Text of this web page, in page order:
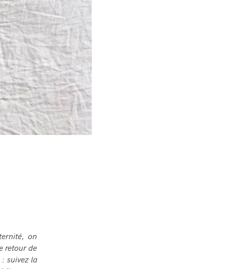
on
retour de
suivez la